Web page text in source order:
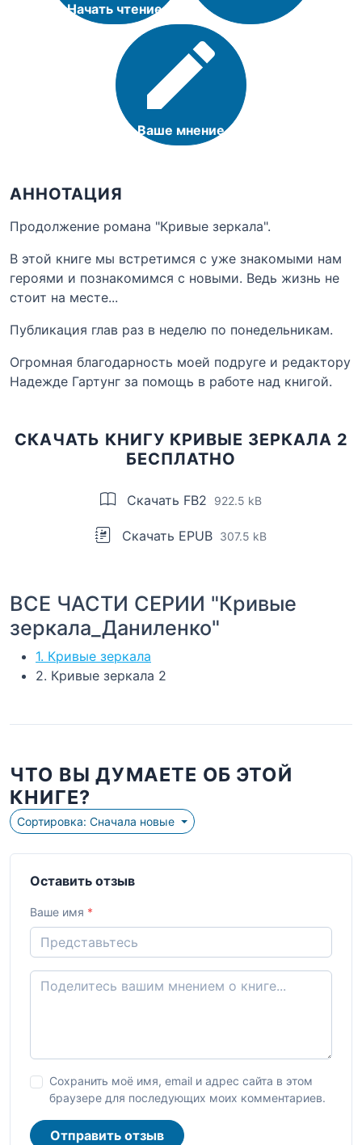
Начать чтение
Ваше мнение
АННОТАЦИЯ
Продолжение романа "Кривые зеркала".
В этой книге мы встретимся с уже знакомыми нам
героями и познакомимся с новыми. Ведь жизнь не
стоит на месте...
Публикация глав раз в неделю по понедельникам.
Огромная благодарность моей подруге и редактору
Надежде Гартунг за помощь в работе над книгой.
СКАЧАТЬ КНИГУ КРИВЫЕ ЗЕРКАЛА 2
БЕСПЛАТНО
Скачать FB2 922.5 kB
Скачать EPUB 307.5 kB
ВСЕ ЧАСТИ СЕРИИ "Кривые
зеркала_Даниленко"
1. Кривые зеркала
2. Кривые зеркала 2
ЧТО ВЫ ДУМАЕТЕ ОБ ЭТОЙ
КНИГЕ?
Сортировка: Сначала новые
Оставить отзыв
Ваше имя *
Сохранить моё имя, email и адрес сайта в этом
браузере для последующих моих комментариев.
Отправить отзыв